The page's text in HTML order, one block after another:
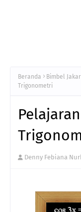
Beranda Bimbel
Trigonometri
Denny Febiana